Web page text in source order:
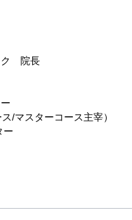
ク 院長
/マスターコース主宰）
ー